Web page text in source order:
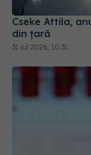
Cseke Attila,
din țară
31 iul 2026, 10:31